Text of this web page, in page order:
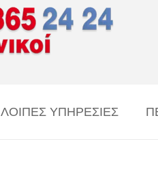
ΛΟΙΠΕΣ ΥΠΗΡΕΣΙΕΣ